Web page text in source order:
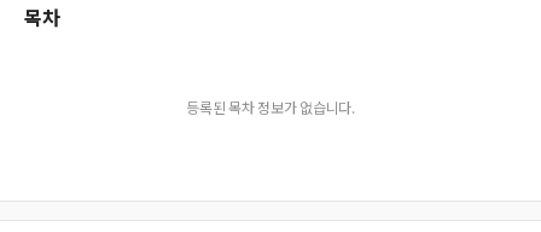
목차
등록된 목차 정보가 없습니다.